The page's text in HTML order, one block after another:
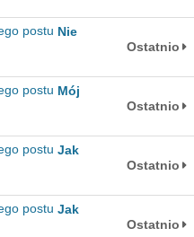
Nie
Ostatnio
Mój
Ostatnio
Jak
Ostatnio
Jak
Ostatnio